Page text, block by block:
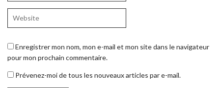
Enregistrer mon nom, mon e-mail et mon site dans le navigateur
pour mon prochain commentaire.
Prévenez-moi de tous les nouveaux articles par e-mail.